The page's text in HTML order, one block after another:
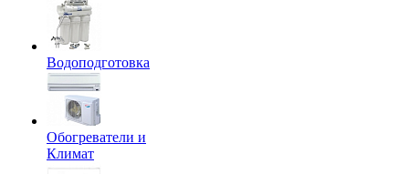
Водоподготовка
Обогреватели и
Климат